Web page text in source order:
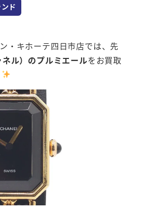
リー
ド
・キホーテ四日市店では、先
ル）のプルミエールをお買取